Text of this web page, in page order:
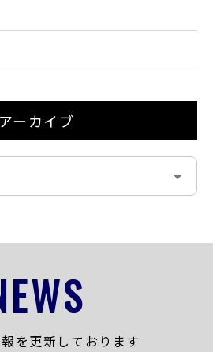
アーカイブ
を更新しております